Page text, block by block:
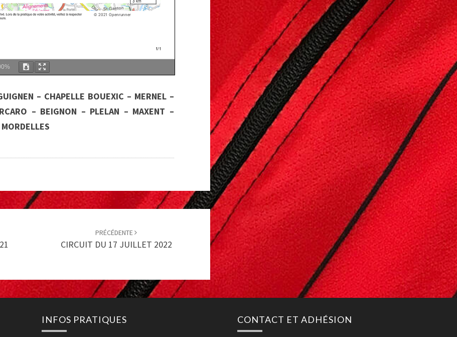
– CHAPELLE BOUEXIC – MERNEL –
– BEIGNON – PLELAN – MAXENT –
PRÉCÉDENTE
CIRCUIT DU 17 JUILLET 2022
INFOS PRATIQUES CONTACT ET ADHÉSION